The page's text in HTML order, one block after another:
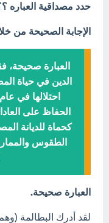
حدد مصداقية العباره
الإجابة الصحيحة من
العبارة صحيحة،
الدين في حياة
الحفاظ على
كحماة للديانة
الطقوس
العبارة صحيحة.
لقد أدرك البطالمة